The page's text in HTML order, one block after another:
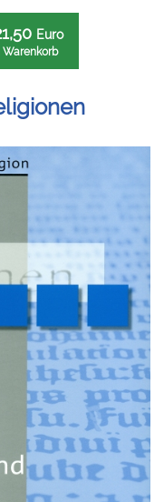
Euro
Warenkorb